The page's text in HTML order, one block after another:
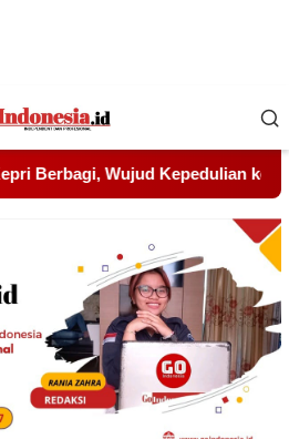
Tahfidz Yatim dan Dhuafa Al-